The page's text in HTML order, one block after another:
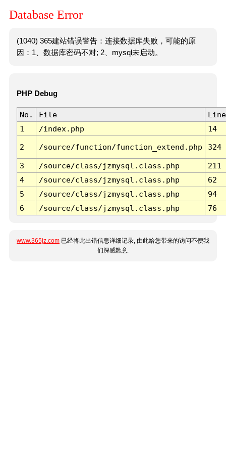
Database Error
(1040) 365建站错误警告：连接数据库失败，可能的原
因：1、数据库密码不对; 2、mysql未启动。
PHP Debug
No. File
Line
1
/index.php 14
2 /source/function/function_extend.php 324
3 /source/class/jzmysql.class.php
211
4
/source/class/jzmysql.class.php
62
5
/source/class/jzmysql.class.php
94
6
/source/class/jzmysql.class.php 76
www.365jz.com 已经将此出错信息详细记录, 由此给您带来的访问不便我
们深感歉意.